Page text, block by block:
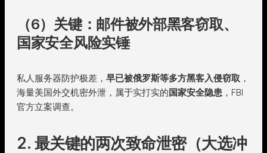
（6）关键：邮件被外部黑客窃取、
国家安全风险实锤
私人服务器防护极差， 早已被俄罗斯等多方黑客入侵窃取 ，
海量美国外交机密外泄，属于实打实的国家安全隐患 ，FBI
官方立案调查。
2. 最关键的两次致命泄密（大选冲